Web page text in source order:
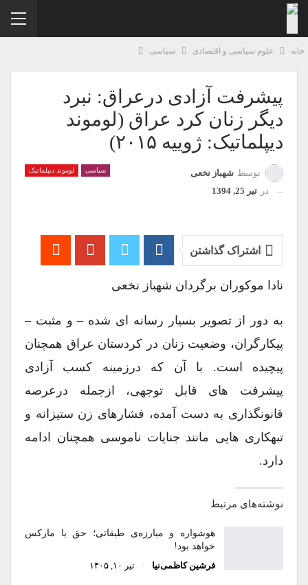
علوم سیاسی و اقتصادی سیاسی
پیشرفت آزادی درعراق: نبرد
دیگر زنان کرد عراق (لوموند
دیپلماتیک: ژوییه ۲۰۱۵)
سیاسی لوموند دیپلماتیک توسطشهباز نخعی
درتیر 25, 1394
اشتراک گذاشتن
نادا موکوران برگردان شهباز نخعی
به دور از تصویر بسیار رسانه ای شده – و مثبت –
پیکارگران، وضعیت زنان در کردستان عراق همچنان
پیچیده است. با آن که درزمینه کسب آزادی
پیشرفت های قابل توجهی، ازجمله درعرصه
قانونگذاری به دست آمده، فشارهای زن ستیزانه و
تبهکاری هایی مانند جنایات ناموسی همچنان ادامه
دارد.
نوشته‌های مرتبط
هوشواره و مبارزه‌ی طبقاتی؛ حق با مارکس
خواهد بود!
فرشین کاظمی‌نیا
تیر ۱۰, ۱۴۰۵